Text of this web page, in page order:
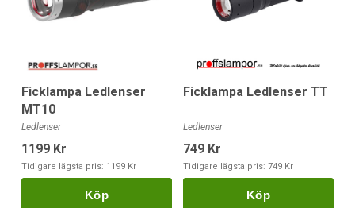
Ficklampa Ledlenser
MT10
Ledlenser
1199 Kr
Tidigare lägsta pris: 1199 Kr
Köp
Ficklampa Ledlenser TT
Ledlenser
749 Kr
Tidigare lägsta pris: 749 Kr
Köp